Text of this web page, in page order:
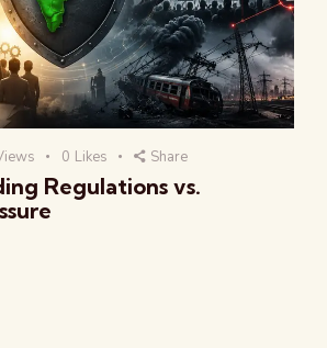
0 Likes Share
Regulations vs.